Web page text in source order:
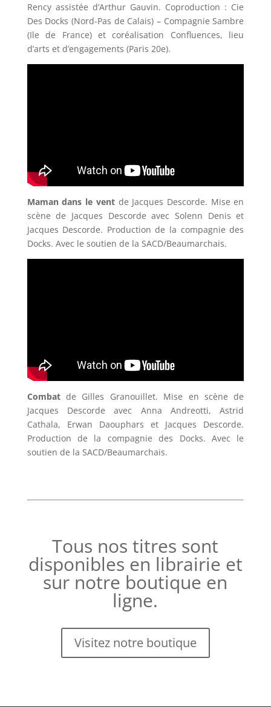
Rency assistée d’Arthur Gauvin. Coproduction : Cie
Des Docks (Nord-Pas de Calais) – Compagnie Sambre
(Ile de France) et coréalisation Confluences, lieu
d’arts et d’engagements (Paris 20e).
Maman dans le ventde Jacques Descorde. Mise en
scène de Jacques Descorde avec Solenn Denis et
Jacques Descorde. Production de la compagnie des
Docks. Avec le soutien de la SACD/Beaumarchais.
Combatde Gilles Granouillet. Mise en scène de
Jacques Descorde avec Anna Andreotti, Astrid
Cathala, Erwan Daouphars et Jacques Descorde.
Production de la compagnie des Docks. Avec le
soutien de la SACD/Beaumarchais.
Tous nos titres sont
disponibles en librairie et
sur notre boutique en
ligne.
Visitez notre boutique